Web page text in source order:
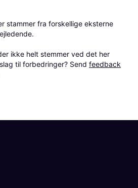
stammer fra forskellige eksterne
ikke helt stemmer ved det her
til forbedringer? Send feedback